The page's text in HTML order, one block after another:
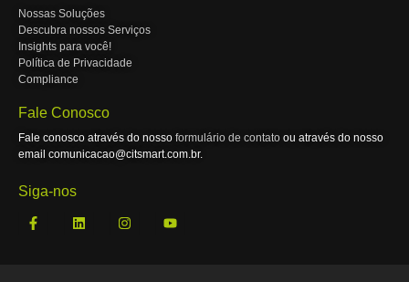
Nossas Soluções
Descubra nossos Serviços
Insights para você!
Política de Privacidade
Compliance
Fale Conosco
Fale conosco através do nosso formulário de contato ou através do nosso
email comunicacao@citsmart.com.br.
Siga-nos